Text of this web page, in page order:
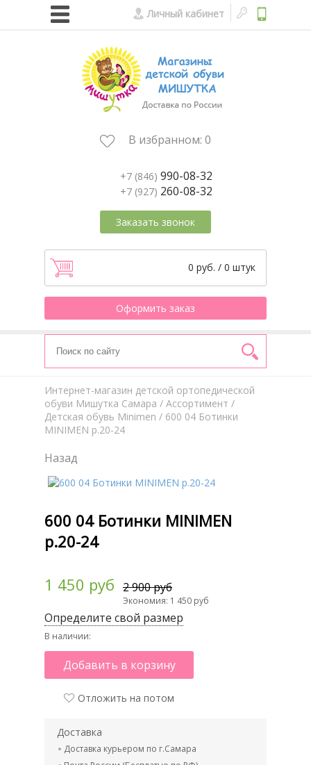
Личный кабинет
В избранном: 0
+7 (846) 990-08-32
+7 (927) 260-08-32
Заказать звонок
0 руб. / 0 штук
Оформить заказ
Интернет-магазин детской ортопедической
обуви Мишутка Самара / Aссортимент /
Детская обувь Minimen / 600 04 Ботинки
MINIMEN р.20-24
Назад
600 04 Ботинки MINIMEN
р.20-24
1 450 руб 2 900 руб
Экономия: 1 450 руб
Определите свой размер
В наличии:
Добавить в корзину
Отложить на потом
Доставка
Доставка курьером по г.Самара